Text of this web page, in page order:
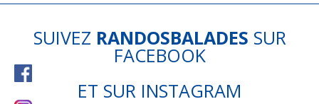
SUIVEZ RANDOSBALADES SUR
FACEBOOK
ET SUR INSTAGRAM